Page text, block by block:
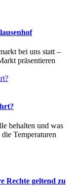
bei uns statt –
präsentieren
behalten und was
Temperaturen
Rechte geltend zu